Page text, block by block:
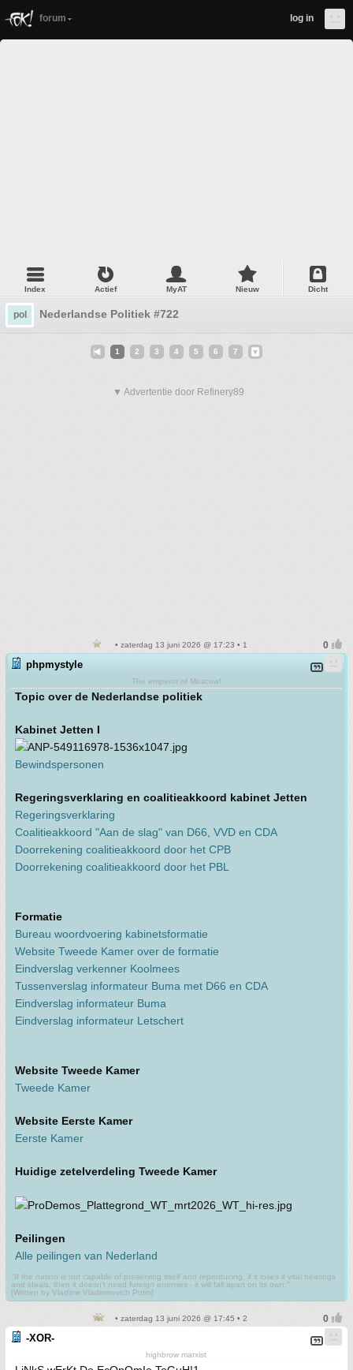
forum log in
Index Actief MyAT Nieuw Dicht
pol Nederlandse Politiek #722
1 2 3 4 5 6 7
▼ Advertentie door Refinery89
• zaterdag 13 juni 2026 @ 17:23 • 1
phpmystyle
The emperor of Moscow!
Topic over de Nederlandse politiek
Kabinet Jetten I
Bewindspersonen
Regeringsverklaring en coalitieakkoord kabinet Jetten
Regeringsverklaring
Coalitieakkoord "Aan de slag" van D66, VVD en CDA
Doorrekening coalitieakkoord door het CPB
Doorrekening coalitieakkoord door het PBL
Formatie
Bureau woordvoering kabinetsformatie
Website Tweede Kamer over de formatie
Eindverslag verkenner Koolmees
Tussenverslag informateur Buma met D66 en CDA
Eindverslag informateur Buma
Eindverslag informateur Letschert
Website Tweede Kamer
Tweede Kamer
Website Eerste Kamer
Eerste Kamer
Huidige zetelverdeling Tweede Kamer
Peilingen
Alle peilingen van Nederland
"If the nation is not capable of preserving itself and reproducing, if it loses it vital bearings
and ideals, then it doesn't need foreign enemies - it will fall apart on its own."
[Written by Vladimir Vladimirovich Putin]
• zaterdag 13 juni 2026 @ 17:45 • 2
-XOR-
highbrow marxist